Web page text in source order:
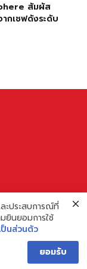
สัมผัส
กเชฟดังระดับ
กิน ไม่ว่าจะเป็น
อผู้ประกอบการ ที่
ะประสบการณ์ที่
ยินยอมการใช้
ป็นส่วนตัว
ยอมรับ